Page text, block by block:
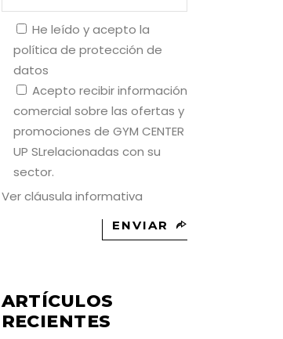
He leído y acepto la
política de protección de
datos
Acepto recibir información
comercial sobre las ofertas y
promociones de GYM CENTER
UP SLrelacionadas con su
sector.
Ver cláusula informativa
ENVIAR
ARTÍCULOS
RECIENTES